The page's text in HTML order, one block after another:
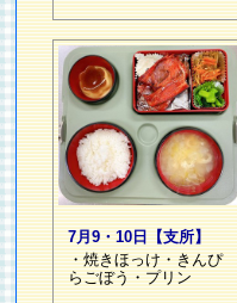
7月9・10日【支所】
・焼きほっけ・きんぴ
らごぼう・プリン